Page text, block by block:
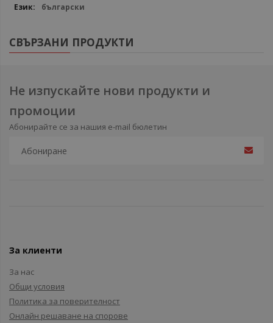
български
СВЪРЗАНИ ПРОДУКТИ
Не изпускайте нови продукти и
промоции
Абонирайте се за нашия e-mail бюлетин
За клиенти
За нас
Общи условия
Политика за поверителност
Онлайн решаване на спорове